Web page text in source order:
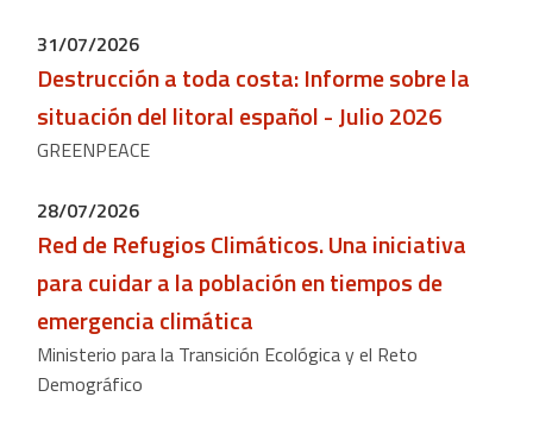
31/07/2026
Destrucción a toda costa: Informe sobre la
situación del litoral español - Julio 2026
GREENPEACE
28/07/2026
Red de Refugios Climáticos. Una iniciativa
para cuidar a la población en tiempos de
emergencia climática
Ministerio para la Transición Ecológica y el Reto
Demográfico